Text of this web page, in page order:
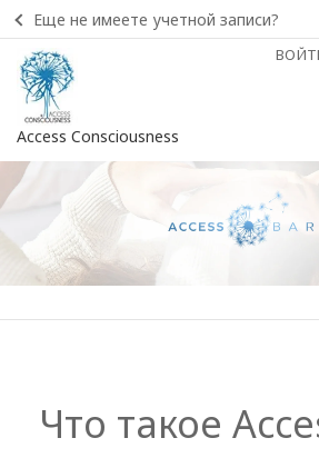
Еще не имеете учетной записи?
Access Consciousness
Войти
свою
учетную
Что
такое
Что такое